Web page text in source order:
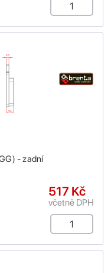
- zadní
517 Kč
včetně DPH